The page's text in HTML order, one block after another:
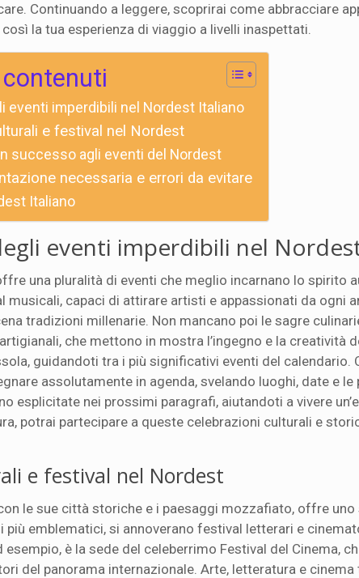
Continuando a leggere, scoprirai come abbracciare
la tua esperienza di viaggio a livelli inaspettati.
eventi imperdibili nel Nordest Italiano
e festival nel Nordest
successo agli eventi del Nordest
necessaria e errori da evitare
Italiano
eventi imperdibili nel
una pluralità di eventi che meglio incarnano lo spirito
musicali, capaci di attirare artisti e appassionati da ogni
tradizioni millenarie. Non mancano poi le sagre
che mettono in mostra l’ingegno e la creatività
guidandoti tra i più significativi eventi del
assolutamente in agenda, svelando luoghi, date e
esplicitate nei prossimi paragrafi, aiutandoti a vivere
potrai partecipare a queste celebrazioni culturali e
e festival nel Nordest
le sue città storiche e i paesaggi mozzafiato, offre
più emblematici, si annoverano festival letterari e
esempio, è la sede del celeberrimo Festival del Cinema,
del panorama internazionale. Arte, letteratura e